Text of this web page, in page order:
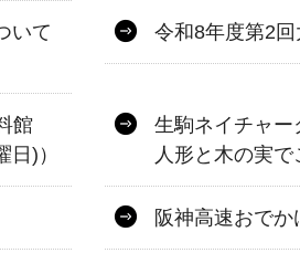
いて
令和8年度第2
館
)）
生駒ネイチャー
人形と木の実で
阪神高速おで